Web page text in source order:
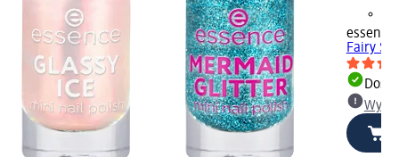
essence
Fairy